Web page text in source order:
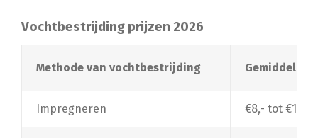
Vochtbestrijding prijzen 2026
Methode van vochtbestrijding Gemiddelde
Impregneren €8,- tot €12,-